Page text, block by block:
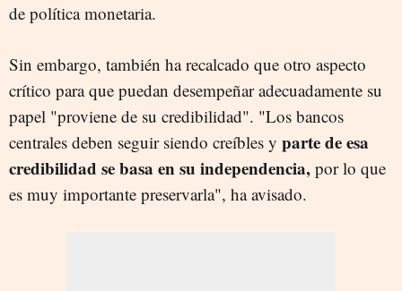
de política monetaria.
Sin embargo, también ha recalcado que otro aspecto
crítico para que puedan desempeñar adecuadamente su
papel "proviene de su credibilidad". "Los bancos
centrales deben seguir siendo creíbles y parte de esa
credibilidad se basa en su independencia, por lo que
es muy importante preservarla", ha avisado.